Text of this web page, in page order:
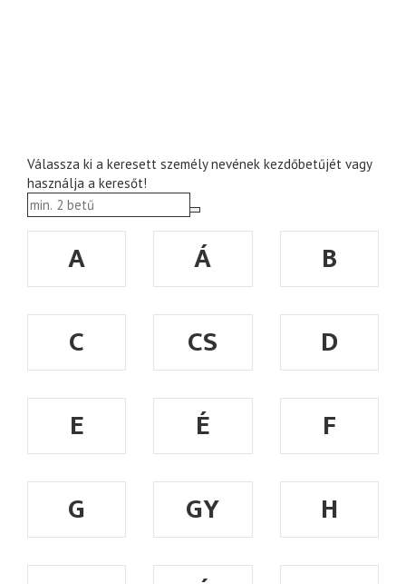
Válassza ki a keresett személy nevének kezdőbetűjét vagy
használja a keresőt!
A Á
B
C
CS
D
E
É
F
G
GY
H